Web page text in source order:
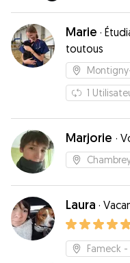
Marie ·
toutous
1
Marjorie ·
Laura ·
Fameck -